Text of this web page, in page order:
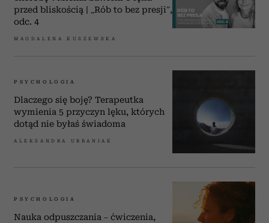
przed bliskością | „Rób to bez presji”,
odc. 4
MAGDALENA KUSZEWSKA
PSYCHOLOGIA
Dlaczego się boję? Terapeutka
wymienia 5 przyczyn lęku, których
dotąd nie byłaś świadoma
ALEKSANDRA URBANIAK
PSYCHOLOGIA
Nauka odpuszczania – ćwiczenia,